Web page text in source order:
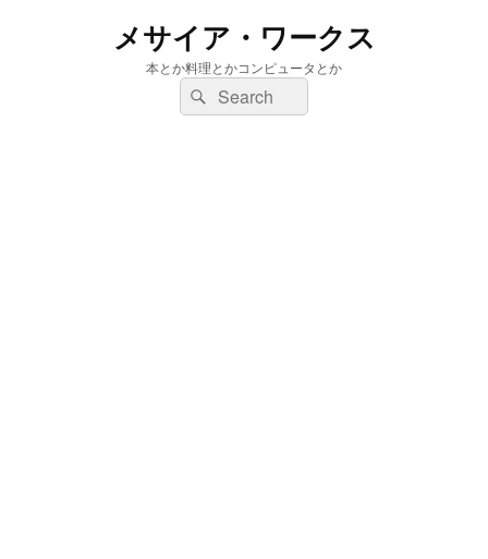
メサイア・ワークス
本とか料理とかコンピュータとか
検
索:
検
索